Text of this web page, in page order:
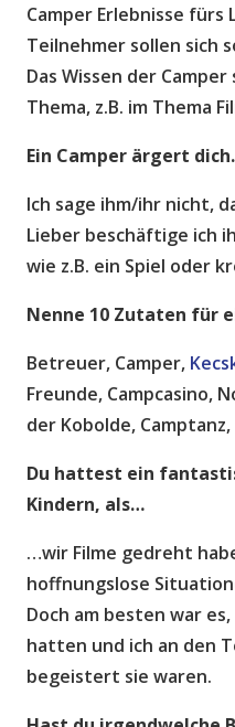
Camper Erlebnisse fürs
Teilnehmer sollen sich
Das Wissen der
Thema, z.B. im Thema
Ein Camper ärgert
Ich sage ihm/ihr nicht,
Lieber beschäftige ich
wie z.B. ein Spiel oder
Nenne 10 Zutaten für
Betreuer, Camper,
Freunde, Campcasino,
der Kobolde,
Du hattest ein
Kindern, als…
…wir Filme gedreht
hoffnungslose
Doch am besten war
hatten und ich an den
begeistert sie waren.